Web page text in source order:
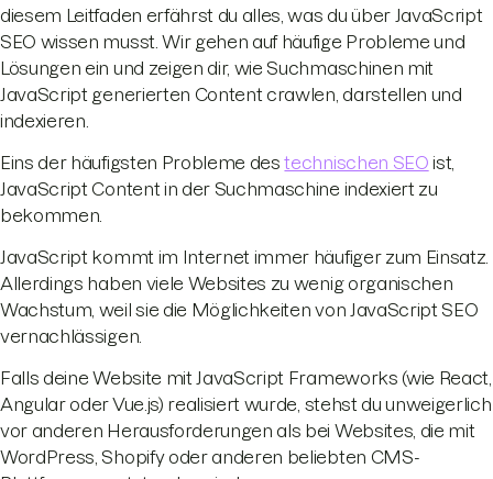
diesem Leitfaden erfährst du alles, was du über JavaScript
SEO wissen musst. Wir gehen auf häufige Probleme und
Lösungen ein und zeigen dir, wie Suchmaschinen mit
JavaScript generierten Content crawlen, darstellen und
indexieren.
Eins der häufigsten Probleme destechnischen SEO ist,
JavaScript Content in der Suchmaschine indexiert zu
bekommen.
JavaScript kommt im Internet immer häufiger zum Einsatz.
Allerdings haben viele Websites zu wenig organischen
Wachstum, weil sie die Möglichkeiten von JavaScript SEO
vernachlässigen.
Falls deine Website mit JavaScript Frameworks (wie React,
Angular oder Vue.js) realisiert wurde, stehst du unweigerlich
vor anderen Herausforderungen als bei Websites, die mit
WordPress, Shopify oder anderen beliebten CMS-